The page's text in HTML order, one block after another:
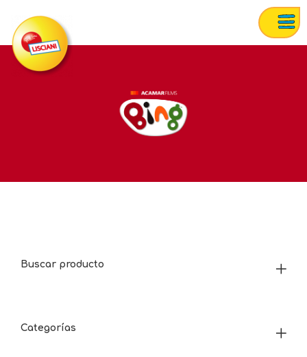
Buscar producto
Categorías